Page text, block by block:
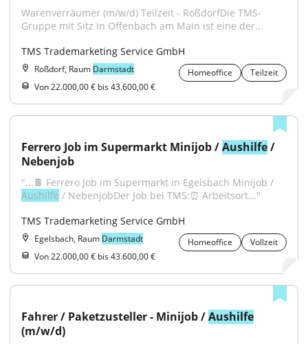
Warenverräumer (m/w/d) Teilzeit - RoßdorfDie TMS-
Gruppe mit Sitz in Offenbach am Main ist eine der...
TMS Trademarketing Service GmbH
Roßdorf, Raum Darmstadt Homeoffice
Teilzeit
Von 22.000,00 € bis 43.600,00 €
Ferrero Job im Supermarkt Minijob / Aushilfe /
Nebenjob
Aushilfe / NebenjobDer Job bei TMS:⏰ Arbeitsort..."
TMS Trademarketing Service GmbH
Egelsbach, Raum Darmstadt Homeoffice
Vollzeit
Von 22.000,00 € bis 43.600,00 €
Fahrer / Paketzusteller - Minijob / Aushilfe
(m/w/d)